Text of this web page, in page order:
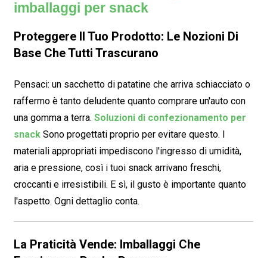
imballaggi per snack
Proteggere Il Tuo Prodotto: Le Nozioni Di
Base Che Tutti Trascurano
Pensaci: un sacchetto di patatine che arriva schiacciato o
raffermo è tanto deludente quanto comprare un'auto con
una gomma a terra. Soluzioni di confezionamento per
snackSono progettati proprio per evitare questo. I
materiali appropriati impediscono l'ingresso di umidità,
aria e pressione, così i tuoi snack arrivano freschi,
croccanti e irresistibili. E sì, il gusto è importante quanto
l'aspetto. Ogni dettaglio conta.
La Praticità Vende: Imballaggi Che